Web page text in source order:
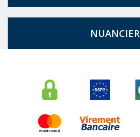
NUANCIER